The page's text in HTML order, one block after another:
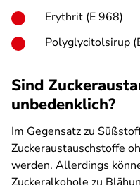
Erythrit (E 968)
Polyglycitolsirup
Sind
unbedenklich?
Im Gegensatz zu
Zuckeraustauschstoffe
werden. Allerdings